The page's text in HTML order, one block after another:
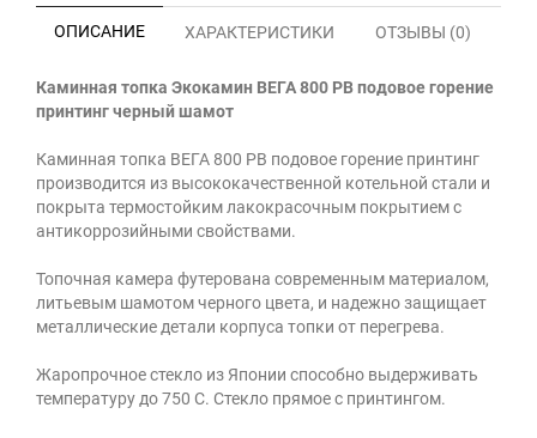
ОПИСАНИЕ ХАРАКТЕРИСТИКИ ОТЗЫВЫ (0)
Каминная топка Экокамин ВЕГА 800 PB подовое горение
принтинг черный шамот
Каминная топка ВЕГА 800 PB подовое горение принтинг
производится из высококачественной котельной стали и
покрыта термостойким лакокрасочным покрытием с
антикоррозийными свойствами.
Топочная камера футерована современным материалом,
литьевым шамотом черного цвета, и надежно защищает
металлические детали корпуса топки от перегрева.
Жаропрочное стекло из Японии способно выдерживать
температуру до 750 С. Стекло прямое с принтингом.